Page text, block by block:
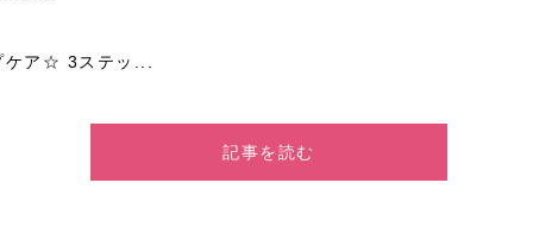
ケア☆ 3ステッ...
記事を読む